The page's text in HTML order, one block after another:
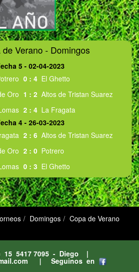
Verano - Domingos
5 - 02-04-2023
0: 4 El Ghetto
Oro 1 : 2 Altos de Tristan Suarez
2: 4 La Fragata
4 - 26-03-2023
2: 6 Altos de Tristan Suarez
Oro 2: 0 Potrero
0: 3 El Ghetto
Domingos
Copa de Verano
15 5417 7095 - Diego |
| Seguinos en